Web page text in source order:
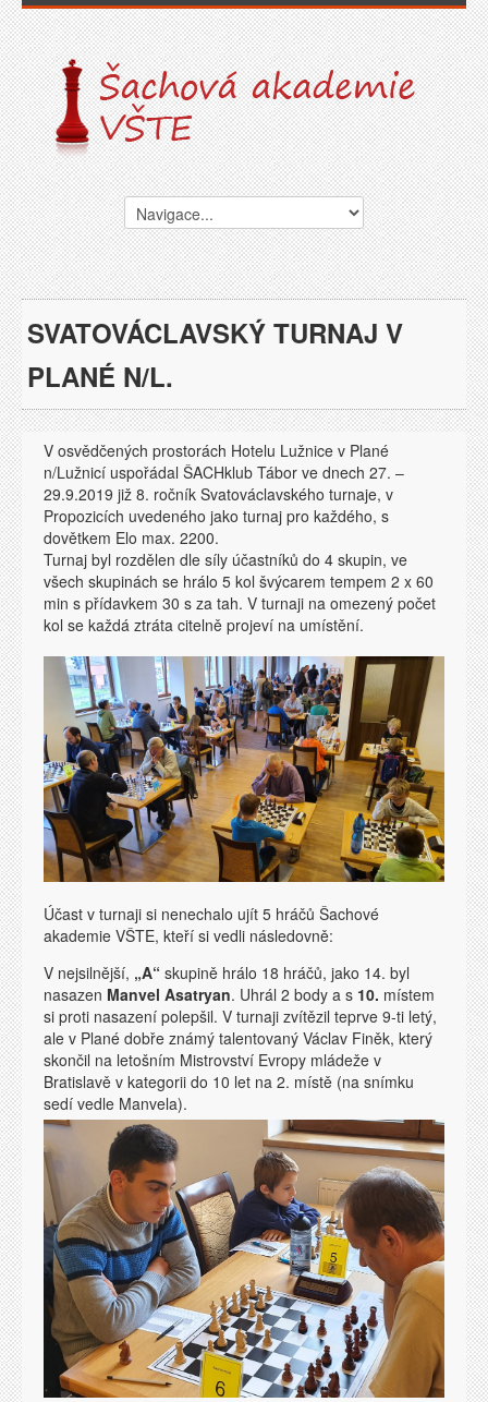
SVATOVÁCLAVSKÝ TURNAJ V
PLANÉ N/L.
V osvědčených prostorách Hotelu Lužnice v Plané
n/Lužnicí uspořádal ŠACHklub Tábor ve dnech 27. –
29.9.2019 již 8. ročník Svatováclavského turnaje, v
Propozicích uvedeného jako turnaj pro každého, s
dovětkem Elo max. 2200.
Turnaj byl rozdělen dle síly účastníků do 4 skupin, ve
všech skupinách se hrálo 5 kol švýcarem tempem 2 x 60
min s přídavkem 30 s za tah. V turnaji na omezený počet
kol se každá ztráta citelně projeví na umístění.
Účast v turnaji si nenechalo ujít 5 hráčů Šachové
akademie VŠTE, kteří si vedli následovně:
V nejsilnější, „A“ skupině hrálo 18 hráčů, jako 14. byl
nasazen Manvel Asatryan. Uhrál 2 body a s 10. místem
si proti nasazení polepšil. V turnaji zvítězil teprve 9-ti letý,
ale v Plané dobře známý talentovaný Václav Finěk, který
skončil na letošním Mistrovství Evropy mládeže v
Bratislavě v kategorii do 10 let na 2. místě (na snímku
sedí vedle Manvela).